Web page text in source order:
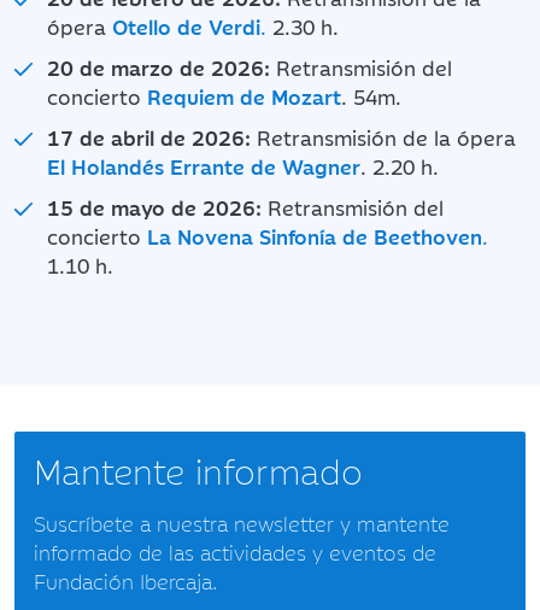
ópera Otello de Verdi. 2.30 h.
20 de marzo de 2026: Retransmisión del
concierto Requiem de Mozart. 54m.
17 de abril de 2026: Retransmisión de la ópera
El Holandés Errante de Wagner. 2.20 h.
15 de mayo de 2026: Retransmisión del
concierto La Novena Sinfonía de Beethoven.
1.10 h.
Mantente informado
Suscríbete a nuestra newsletter y mantente
informado de las actividades y eventos de
Fundación Ibercaja.